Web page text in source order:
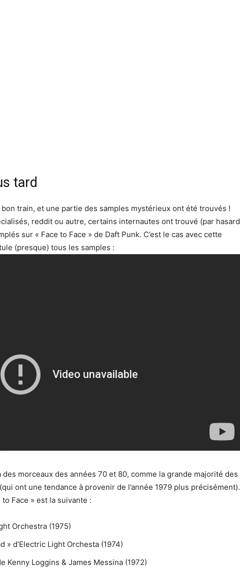
tard
train, et une partie des samples mystérieux ont été trouvés !
reddit ou autre, certains internautes ont trouvé (par hasard
sur « Face to Face » de Daft Punk. C’est le cas avec cette
(presque) tous les samples :
morceaux des années 70 et 80, comme la grande majorité des
ont une tendance à provenir de l’année 1979 plus précisément).
Face » est la suivante :
Orchestra (1975)
» d’Electric Light Orchesta (1974)
Kenny Loggins & James Messina (1972)